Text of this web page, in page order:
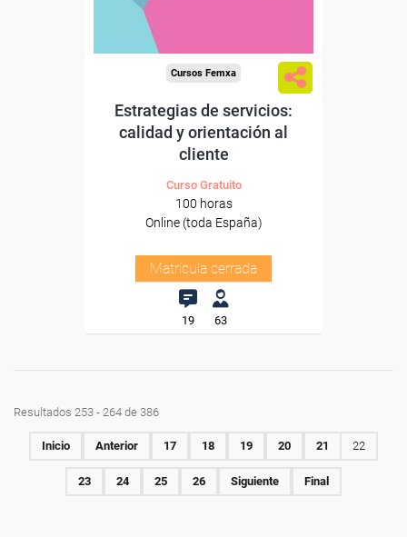
Cursos Femxa
Estrategias de servicios:
calidad y orientación al
cliente
Curso Gratuito
100 horas
Online (toda España)
Matrícula cerrada
19 63
Resultados 253 - 264 de 386
Inicio Anterior 17 18 19 20 21 22
23 24 25 26 Siguiente Final